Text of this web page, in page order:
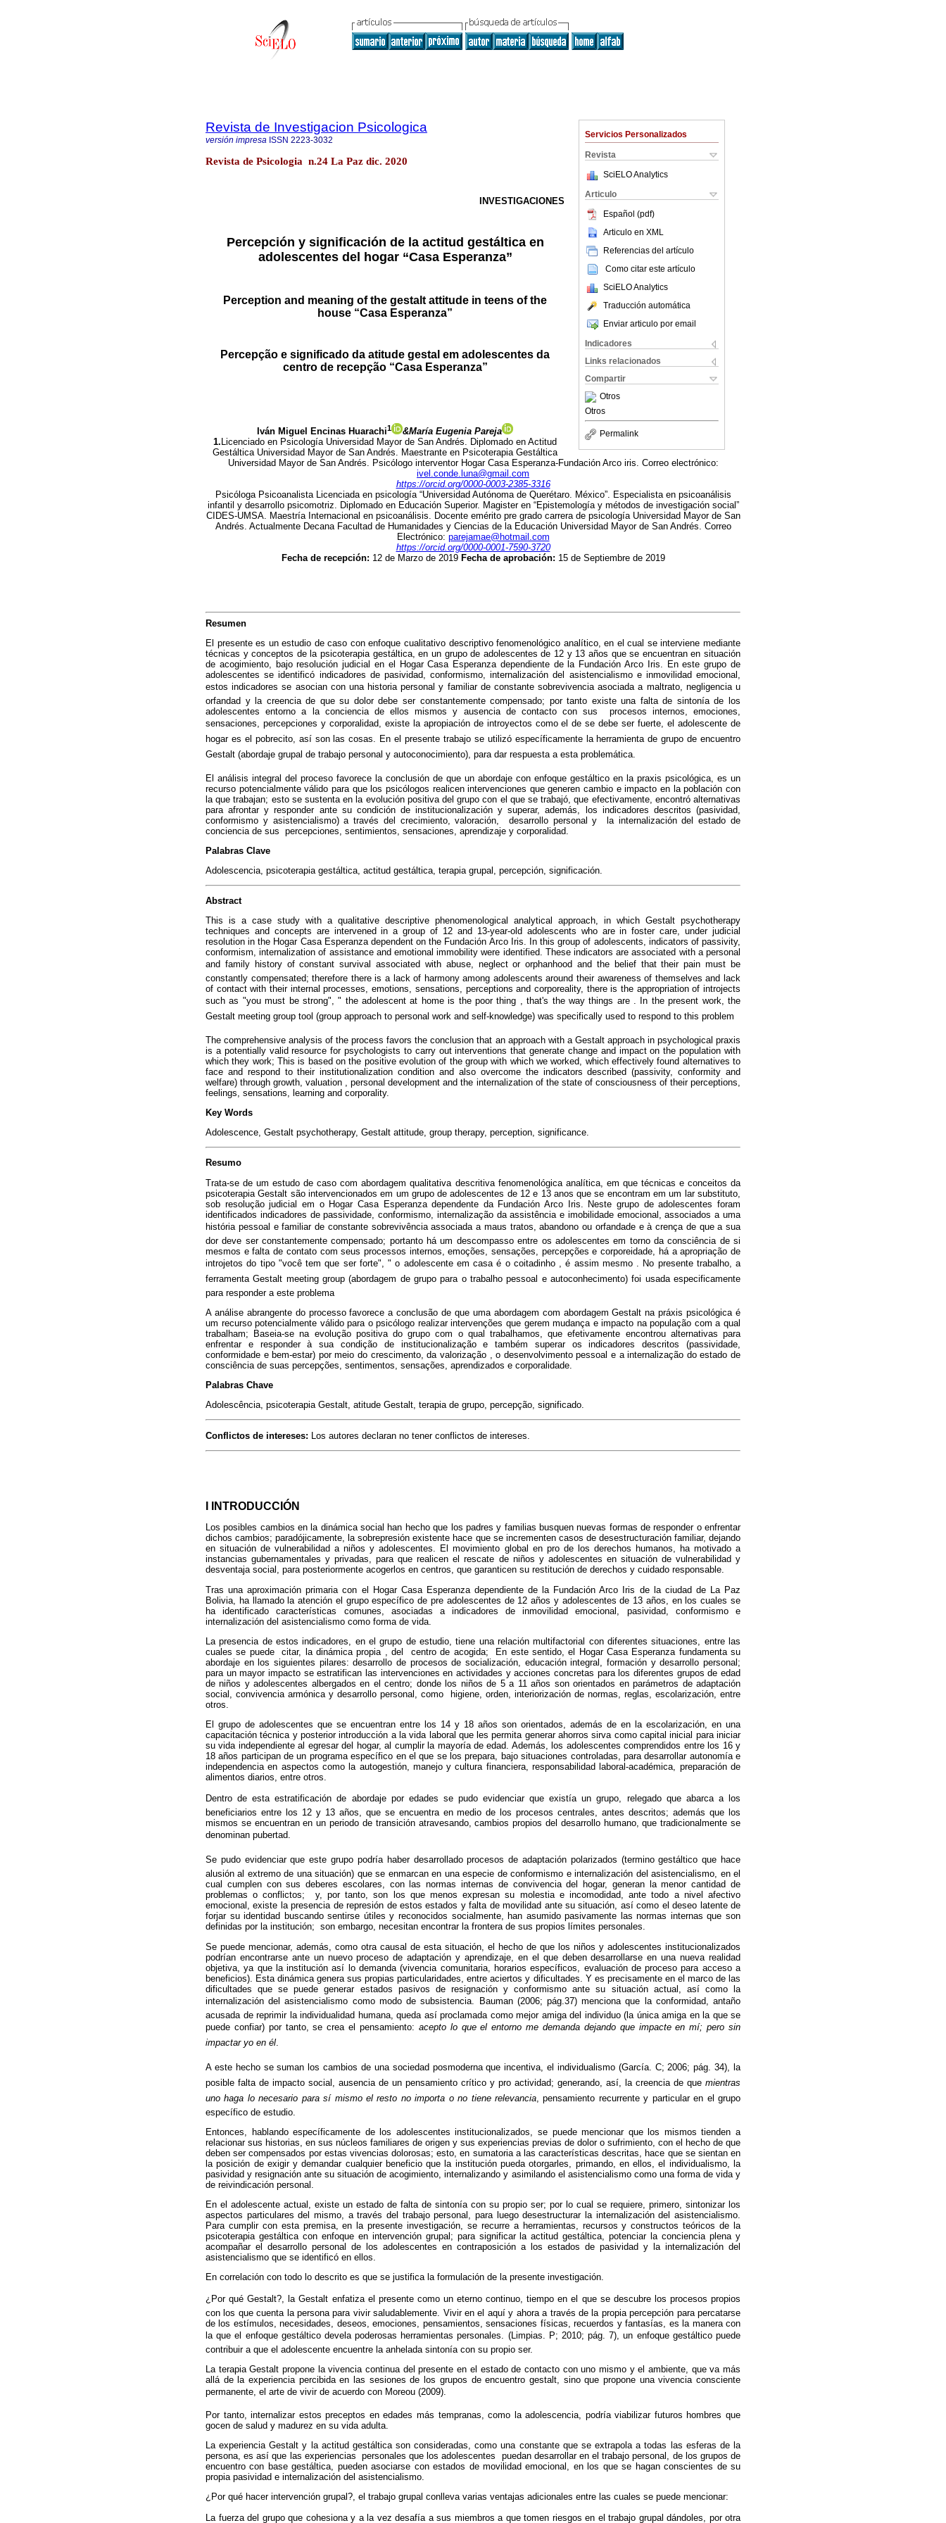
Servicios Personalizados
Revista
SciELO Analytics
Articulo
Español (pdf)
Articulo en XML
Referencias del artículo
Como citar este artículo
SciELO Analytics
Traducción automática
Enviar articulo por email
Indicadores
Links relacionados
Compartir
Otros
Otros
Permalink
Revista de Investigacion Psicologica
versión impresa ISSN 2223-3032
Revista de Psicologia n.24 La Paz dic. 2020
INVESTIGACIONES
Percepción y significación de la actitud gestáltica en
adolescentes del hogar “Casa Esperanza”
Perception and meaning of the gestalt attitude in teens of the
house “Casa Esperanza”
Percepção e significado da atitude gestal em adolescentes da
centro de recepção “Casa Esperanza”
Iván Miguel Encinas Huarachi1
&María Eugenia Pareja
1. Licenciado en Psicología Universidad Mayor de San Andrés. Diplomado en Actitud
Gestáltica Universidad Mayor de San Andrés. Maestrante en Psicoterapia Gestáltica
Universidad Mayor de San Andrés. Psicólogo interventor Hogar Casa Esperanza-Fundación Arco iris. Correo electrónico:
ivel.conde.luna@gmail.com
https://orcid.org/0000-0003-2385-3316
Psicóloga Psicoanalista Licenciada en psicología “Universidad Autónoma de Querétaro. México”. Especialista en psicoanálisis
infantil y desarrollo psicomotriz. Diplomado en Educación Superior. Magister en “Epistemología y métodos de investigación social”
CIDES-UMSA. Maestría Internacional en psicoanálisis. Docente emérito pre grado carrera de psicología Universidad Mayor de San
Andrés. Actualmente Decana Facultad de Humanidades y Ciencias de la Educación Universidad Mayor de San Andrés. Correo
Electrónico: parejamae@hotmail.com
https://orcid.org/0000-0001-7590-3720
Fecha de recepción: 12 de Marzo de 2019 Fecha de aprobación: 15 de Septiembre de 2019
Resumen
El presente es un estudio de caso con enfoque cualitativo descriptivo fenomenológico analítico, en el cual se interviene mediante
técnicas y conceptos de la psicoterapia gestáltica, en un grupo de adolescentes de 12 y 13 años que se encuentran en situación
de acogimiento, bajo resolución judicial en el Hogar Casa Esperanza dependiente de la Fundación Arco Iris. En este grupo de
adolescentes se identificó indicadores de pasividad, conformismo, internalización del asistencialismo e inmovilidad emocional,
estos indicadores se asocian con una historia personal y familiar de constante sobrevivencia asociada a maltrato, negligencia u
orfandad y la creencia de que su dolor debe ser constantemente compensado; por tanto existe una falta de sintonía de los
adolescentes entorno a la conciencia de ellos mismos y ausencia de contacto con sus procesos internos, emociones,
sensaciones, percepciones y corporalidad, existe la apropiación de introyectos como el de se debe ser fuerte, el adolescente de
hogar es el pobrecito, así son las cosas. En el presente trabajo se utilizó específicamente la herramienta de grupo de encuentro
Gestalt (abordaje grupal de trabajo personal y autoconocimiento), para dar respuesta a esta problemática.
El análisis integral del proceso favorece la conclusión de que un abordaje con enfoque gestáltico en la praxis psicológica, es un
recurso potencialmente válido para que los psicólogos realicen intervenciones que generen cambio e impacto en la población con
la que trabajan; esto se sustenta en la evolución positiva del grupo con el que se trabajó, que efectivamente, encontró alternativas
para afrontar y responder ante su condición de institucionalización y superar, además, los indicadores descritos (pasividad,
conformismo y asistencialismo) a través del crecimiento, valoración, desarrollo personal y la internalización del estado de
conciencia de sus percepciones, sentimientos, sensaciones, aprendizaje y corporalidad.
Palabras Clave
Adolescencia, psicoterapia gestáltica, actitud gestáltica, terapia grupal, percepción, significación.
Abstract
This is a case study with a qualitative descriptive phenomenological analytical approach, in which Gestalt psychotherapy
techniques and concepts are intervened in a group of 12 and 13-year-old adolescents who are in foster care, under judicial
resolution in the Hogar Casa Esperanza dependent on the Fundación Arco Iris. In this group of adolescents, indicators of passivity,
conformism, internalization of assistance and emotional immobility were identified. These indicators are associated with a personal
and family history of constant survival associated with abuse, neglect or orphanhood and the belief that their pain must be
constantly compensated; therefore there is a lack of harmony among adolescents around their awareness of themselves and lack
of contact with their internal processes, emotions, sensations, perceptions and corporeality, there is the appropriation of introjects
such as "you must be strong", " the adolescent at home is the poor thing , that's the way things are . In the present work, the
Gestalt meeting group tool (group approach to personal work and self-knowledge) was specifically used to respond to this problem
The comprehensive analysis of the process favors the conclusion that an approach with a Gestalt approach in psychological praxis
is a potentially valid resource for psychologists to carry out interventions that generate change and impact on the population with
which they work; This is based on the positive evolution of the group with which we worked, which effectively found alternatives to
face and respond to their institutionalization condition and also overcome the indicators described (passivity, conformity and
welfare) through growth, valuation , personal development and the internalization of the state of consciousness of their perceptions,
feelings, sensations, learning and corporality.
Key Words
Adolescence, Gestalt psychotherapy, Gestalt attitude, group therapy, perception, significance.
Resumo
Trata-se de um estudo de caso com abordagem qualitativa descritiva fenomenológica analítica, em que técnicas e conceitos da
psicoterapia Gestalt são intervencionados em um grupo de adolescentes de 12 e 13 anos que se encontram em um lar substituto,
sob resolução judicial em o Hogar Casa Esperanza dependente da Fundación Arco Iris. Neste grupo de adolescentes foram
identificados indicadores de passividade, conformismo, internalização da assistência e imobilidade emocional, associados a uma
história pessoal e familiar de constante sobrevivência associada a maus tratos, abandono ou orfandade e à crença de que a sua
dor deve ser constantemente compensado; portanto há um descompasso entre os adolescentes em torno da consciência de si
mesmos e falta de contato com seus processos internos, emoções, sensações, percepções e corporeidade, há a apropriação de
introjetos do tipo "você tem que ser forte", " o adolescente em casa é o coitadinho , é assim mesmo . No presente trabalho, a
ferramenta Gestalt meeting group (abordagem de grupo para o trabalho pessoal e autoconhecimento) foi usada especificamente
para responder a este problema
A análise abrangente do processo favorece a conclusão de que uma abordagem com abordagem Gestalt na práxis psicológica é
um recurso potencialmente válido para o psicólogo realizar intervenções que gerem mudança e impacto na população com a qual
trabalham; Baseia-se na evolução positiva do grupo com o qual trabalhamos, que efetivamente encontrou alternativas para
enfrentar e responder à sua condição de institucionalização e também superar os indicadores descritos (passividade,
conformidade e bem-estar) por meio do crescimento, da valorização , o desenvolvimento pessoal e a internalização do estado de
consciência de suas percepções, sentimentos, sensações, aprendizados e corporalidade.
Palabras Chave
Adolescência, psicoterapia Gestalt, atitude Gestalt, terapia de grupo, percepção, significado.
Conflictos de intereses: Los autores declaran no tener conflictos de intereses.
I INTRODUCCIÓN
Los posibles cambios en la dinámica social han hecho que los padres y familias busquen nuevas formas de responder o enfrentar
dichos cambios; paradójicamente, la sobrepresión existente hace que se incrementen casos de desestructuración familiar, dejando
en situación de vulnerabilidad a niños y adolescentes. El movimiento global en pro de los derechos humanos, ha motivado a
instancias gubernamentales y privadas, para que realicen el rescate de niños y adolescentes en situación de vulnerabilidad y
desventaja social, para posteriormente acogerlos en centros, que garanticen su restitución de derechos y cuidado responsable.
Tras una aproximación primaria con el Hogar Casa Esperanza dependiente de la Fundación Arco Iris de la ciudad de La Paz
Bolivia, ha llamado la atención el grupo específico de pre adolescentes de 12 años y adolescentes de 13 años, en los cuales se
ha identificado características comunes, asociadas a indicadores de inmovilidad emocional, pasividad, conformismo e
internalización del asistencialismo como forma de vida.
La presencia de estos indicadores, en el grupo de estudio, tiene una relación multifactorial con diferentes situaciones, entre las
cuales se puede citar, la dinámica propia , del centro de acogida; En este sentido, el Hogar Casa Esperanza fundamenta su
abordaje en los siguientes pilares: desarrollo de procesos de socialización, educación integral, formación y desarrollo personal;
para un mayor impacto se estratifican las intervenciones en actividades y acciones concretas para los diferentes grupos de edad
de niños y adolescentes albergados en el centro; donde los niños de 5 a 11 años son orientados en parámetros de adaptación
social, convivencia armónica y desarrollo personal, como higiene, orden, interiorización de normas, reglas, escolarización, entre
otros.
El grupo de adolescentes que se encuentran entre los 14 y 18 años son orientados, además de en la escolarización, en una
capacitación técnica y posterior introducción a la vida laboral que les permita generar ahorros sirva como capital inicial para iniciar
su vida independiente al egresar del hogar, al cumplir la mayoría de edad. Además, los adolescentes comprendidos entre los 16 y
18 años participan de un programa específico en el que se los prepara, bajo situaciones controladas, para desarrollar autonomía e
independencia en aspectos como la autogestión, manejo y cultura financiera, responsabilidad laboral-académica, preparación de
alimentos diarios, entre otros.
Dentro de esta estratificación de abordaje por edades se pudo evidenciar que existía un grupo, relegado que abarca a los
beneficiarios entre los 12 y 13 años, que se encuentra en medio de los procesos centrales, antes descritos; además que los
mismos se encuentran en un periodo de transición atravesando, cambios propios del desarrollo humano, que tradicionalmente se
denominan pubertad.
Se pudo evidenciar que este grupo podría haber desarrollado procesos de adaptación polarizados (termino gestáltico que hace
alusión al extremo de una situación) que se enmarcan en una especie de conformismo e internalización del asistencialismo, en el
cual cumplen con sus deberes escolares, con las normas internas de convivencia del hogar, generan la menor cantidad de
problemas o conflictos; y, por tanto, son los que menos expresan su molestia e incomodidad, ante todo a nivel afectivo
emocional, existe la presencia de represión de estos estados y falta de movilidad ante su situación, así como el deseo latente de
forjar su identidad buscando sentirse útiles y reconocidos socialmente, han asumido pasivamente las normas internas que son
definidas por la institución; son embargo, necesitan encontrar la frontera de sus propios límites personales.
Se puede mencionar, además, como otra causal de esta situación, el hecho de que los niños y adolescentes institucionalizados
podrían encontrarse ante un nuevo proceso de adaptación y aprendizaje, en el que deben desarrollarse en una nueva realidad
objetiva, ya que la institución así lo demanda (vivencia comunitaria, horarios específicos, evaluación de proceso para acceso a
beneficios). Esta dinámica genera sus propias particularidades, entre aciertos y dificultades. Y es precisamente en el marco de las
dificultades que se puede generar estados pasivos de resignación y conformismo ante su situación actual, así como la
internalización del asistencialismo como modo de subsistencia. Bauman (2006; pág.37) menciona que la conformidad, antaño
acusada de reprimir la individualidad humana, queda así proclamada como mejor amiga del individuo (la única amiga en la que se
puede confiar) por tanto, se crea el pensamiento:  acepto lo que el entorno me demanda dejando que impacte en mí; pero sin
impactar yo en él
A este hecho se suman los cambios de una sociedad posmoderna que incentiva, el individualismo (García. C; 2006; pág. 34), la
posible falta de impacto social, ausencia de un pensamiento crítico y pro actividad; generando, así, la creencia de que  mientras
uno haga lo necesario para sí mismo el resto no importa o no tiene relevancia , pensamiento recurrente y particular en el grupo
específico de estudio.
Entonces, hablando específicamente de los adolescentes institucionalizados, se puede mencionar que los mismos tienden a
relacionar sus historias, en sus núcleos familiares de origen y sus experiencias previas de dolor o sufrimiento, con el hecho de que
deben ser compensados por estas vivencias dolorosas; esto, en sumatoria a las características descritas, hace que se sientan en
la posición de exigir y demandar cualquier beneficio que la institución pueda otorgarles, primando, en ellos, el individualismo, la
pasividad y resignación ante su situación de acogimiento, internalizando y asimilando el asistencialismo como una forma de vida y
de reivindicación personal.
En el adolescente actual, existe un estado de falta de sintonía con su propio ser; por lo cual se requiere, primero, sintonizar los
aspectos particulares del mismo, a través del trabajo personal, para luego desestructurar la internalización del asistencialismo.
Para cumplir con esta premisa, en la presente investigación, se recurre a herramientas, recursos y constructos teóricos de la
psicoterapia gestáltica con enfoque en intervención grupal; para significar la actitud gestáltica, potenciar la conciencia plena y
acompañar el desarrollo personal de los adolescentes en contraposición a los estados de pasividad y la internalización del
asistencialismo que se identificó en ellos.
En correlación con todo lo descrito es que se justifica la formulación de la presente investigación.
¿Por qué Gestalt?, la Gestalt enfatiza el presente como un eterno continuo, tiempo en el que se descubre los procesos propios
con los que cuenta la persona para vivir saludablemente. Vivir en el aquí y ahora a través de la propia percepción para percatarse
de los estímulos, necesidades, deseos, emociones, pensamientos, sensaciones físicas, recuerdos y fantasías, es la manera con
la que el enfoque gestáltico devela poderosas herramientas personales. (Limpias. P; 2010; pág. 7), un enfoque gestáltico puede
contribuir a que el adolescente encuentre la anhelada sintonía con su propio ser.
La terapia Gestalt propone la vivencia continua del presente en el estado de contacto con uno mismo y el ambiente, que va más
allá de la experiencia percibida en las sesiones de los grupos de encuentro gestalt, sino que propone una vivencia consciente
permanente, el arte de vivir de acuerdo con Moreou (2009).
Por tanto, internalizar estos preceptos en edades más tempranas, como la adolescencia, podría viabilizar futuros hombres que
gocen de salud y madurez en su vida adulta.
La experiencia Gestalt y la actitud gestáltica son consideradas, como una constante que se extrapola a todas las esferas de la
persona, es así que las experiencias personales que los adolescentes puedan desarrollar en el trabajo personal, de los grupos de
encuentro con base gestáltica, pueden asociarse con estados de movilidad emocional, en los que se hagan conscientes de su
propia pasividad e internalización del asistencialismo.
¿Por qué hacer intervención grupal?, el trabajo grupal conlleva varias ventajas adicionales entre las cuales se puede mencionar:
La fuerza del grupo que cohesiona y a la vez desafía a sus miembros a que tomen riesgos en el trabajo grupal dándoles, por otra